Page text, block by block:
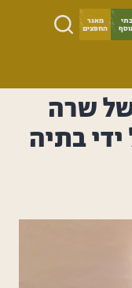
בתי מאגר
החפצים
שרה
בתיה